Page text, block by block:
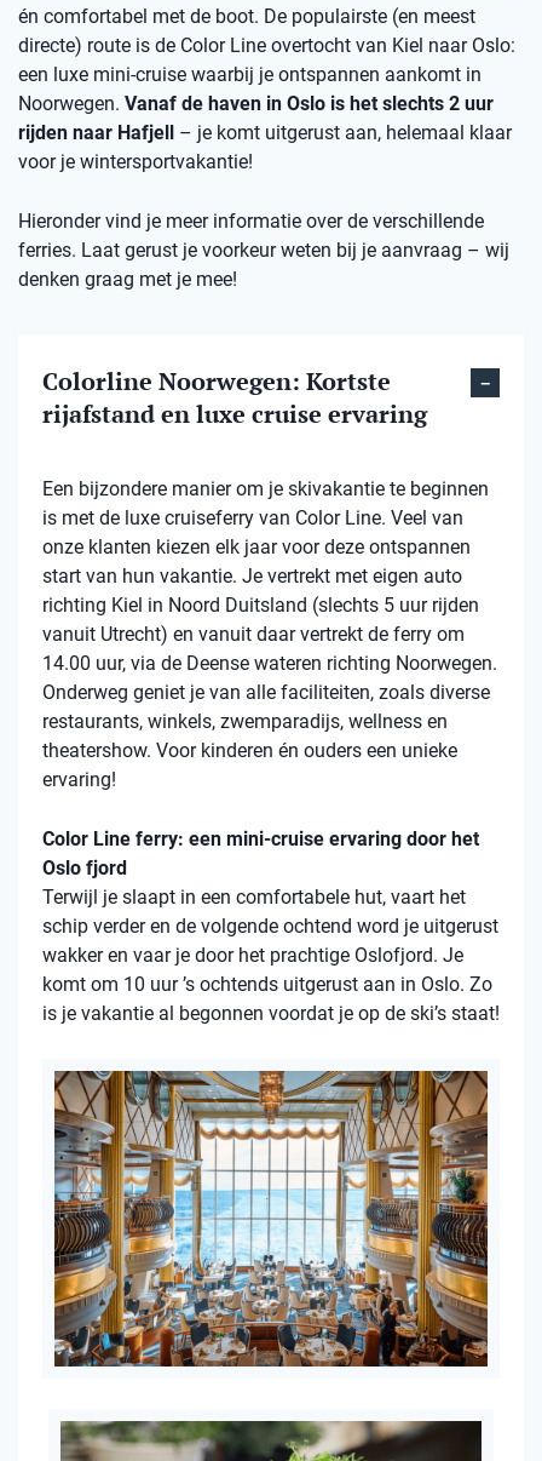
én comfortabel met de boot. De populairste (en meest
directe) route is de Color Line overtocht van Kiel naar Oslo:
een luxe mini-cruise waarbij je ontspannen aankomt in
Noorwegen. Vanaf de haven in Oslo is het slechts 2 uur
rijden naar Hafjell – je komt uitgerust aan, helemaal klaar
voor je wintersportvakantie!
Hieronder vind je meer informatie over de verschillende
ferries. Laat gerust je voorkeur weten bij je aanvraag – wij
denken graag met je mee!
Colorline Noorwegen: Kortste
rijafstand en luxe cruise ervaring
Een bijzondere manier om je skivakantie te beginnen
is met de luxe cruiseferry van Color Line. Veel van
onze klanten kiezen elk jaar voor deze ontspannen
start van hun vakantie. Je vertrekt met eigen auto
richting Kiel in Noord Duitsland (slechts 5 uur rijden
vanuit Utrecht) en vanuit daar vertrekt de ferry om
14.00 uur, via de Deense wateren richting Noorwegen.
Onderweg geniet je van alle faciliteiten, zoals diverse
restaurants, winkels, zwemparadijs, wellness en
theatershow. Voor kinderen én ouders een unieke
ervaring!
Color Line ferry: een mini-cruise ervaring door het
Oslo fjord
Terwijl je slaapt in een comfortabele hut, vaart het
schip verder en de volgende ochtend word je uitgerust
wakker en vaar je door het prachtige Oslofjord. Je
komt om 10 uur ’s ochtends uitgerust aan in Oslo. Zo
is je vakantie al begonnen voordat je op de ski’s staat!